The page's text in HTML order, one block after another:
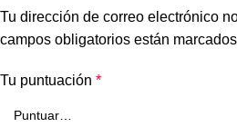
Tu dirección de correo electrónico
campos obligatorios están
Tu puntuación *